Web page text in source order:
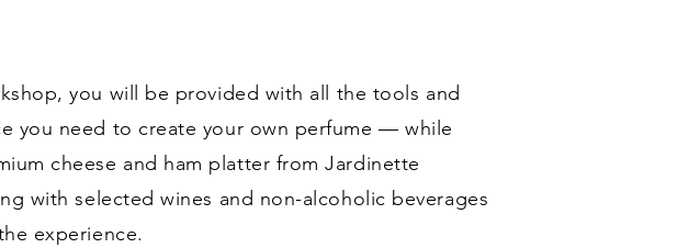
you will be provided with all the tools and
you need to create your own perfume — while
cheese and ham platter from Jardinette
with selected wines and non-alcoholic beverages
experience.